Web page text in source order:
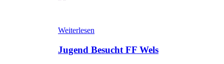
Weiterlesen
Jugend Besucht FF Wels